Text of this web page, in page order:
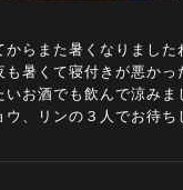
からまた暑くなりました
も暑くて寝付きが悪か
いお酒でも飲んで涼みま
、リンの３人でお待ち